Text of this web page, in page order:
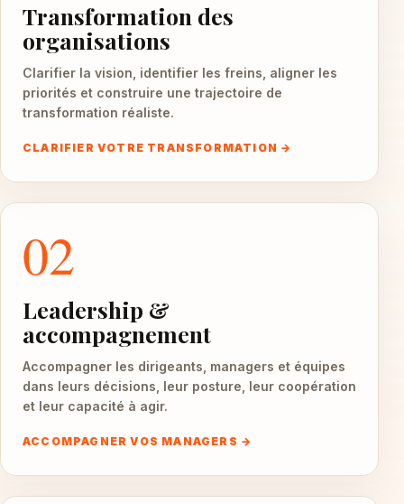
Transformation des
organisations
Clarifier la vision, identifier les freins, aligner les
priorités et construire une trajectoire de
transformation réaliste.
CLARIFIER VOTRE TRANSFORMATION →
02
Leadership &
accompagnement
Accompagner les dirigeants, managers et équipes
dans leurs décisions, leur posture, leur coopération
et leur capacité à agir.
ACCOMPAGNER VOS MANAGERS →